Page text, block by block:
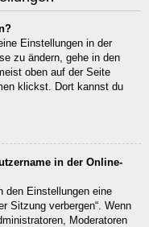
Einstellungen in der
zu ändern, gehe in den
oben auf der Seite
klickst. Dort kannst du
in der Online-
den Einstellungen eine
Sitzung verbergen“. Wenn
Moderatoren